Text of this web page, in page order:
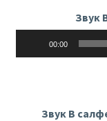
Звук
00:00
Звук В